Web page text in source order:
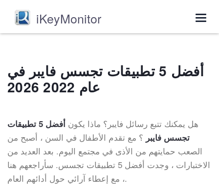
iKeyMonitor
أفضل 5 تطبيقات تجسس فايبر في
عام 2022 2026
هل يمكنك تتبع رسائل فايبر؟ ماذا يكون
أفضل 5 تطبيقات
تجسس فايبر ؟ مع تقدم الأطفال في السن ، أصبح من
الصعب حمايتهم من الأذى في مجتمع اليوم. بعد العديد من
الاختبارات ، وجدت أفضل 5 تطبيقات تجسس. سأراجعهم هنا
، مع إعطاء آرائي حول أدائهم العام.